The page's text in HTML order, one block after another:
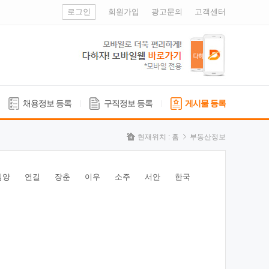
로그인 회원가입 광고문의 고객센터
채용정보 등록 구직정보 등록 게시물 등록
현재위치 : 홈 부동산정보
양 연길 장춘 이우 소주 서안 한국